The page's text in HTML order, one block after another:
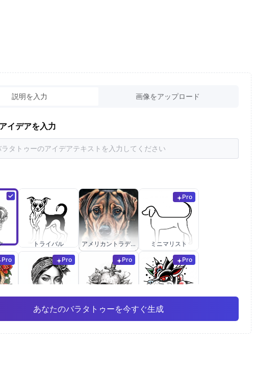
説明を入力 画像をアップロード
イデアを入力
トライバル アメリカントラディショナル
Pro
ミニマリスト
Pro Pro
水彩
Pro
ファインライン
Pro
アニメ
あなたのバラタトゥーを今すぐ生成